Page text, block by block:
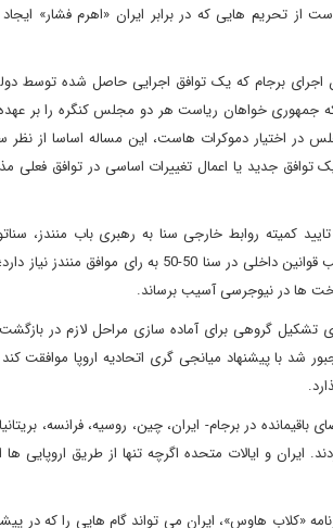
تحریم هایی که در برابر ایران «اهرم فشار» ایجاد
تدوین سال 2015، برای متوقف کردن اجرای برجام که یک توافق اجرایی
خواهان ریاست هر دو مجلس کنگره را بر عهده
در اختیار دموکرات هاست، این مساله اساسا از
جدید یا اعمال تغییرات اساسی در توافق فعلی
کمیته روابط خارجی سنا به رهبری باب منندز،
نیوجرسی، را به دست آورد. رئیس جمهوری بایدن همچنین برای تصویب
ها در نیوجرسی آسیب برساند.
تشکیل گروهی برای آماده سازی مراحل لازم در
شد با پیشنهاد میانجی گری اتحادیه اروپا موافقت
در برجام- ایران، چین، روسیه، فرانسه،
و ایالات متحده اگرچه تنها از طریق اروپایی ها
«کلاب هاوس»، ایران می تواند گام هایی را که در